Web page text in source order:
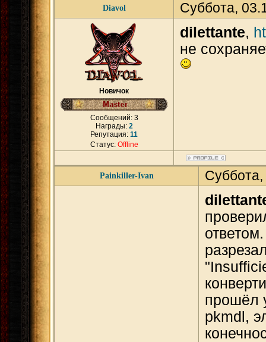
Diavol Суббота,
Новичок
Сообщений: 3
Награды: 2
Репутация: 11
Статус: Offline
dilettante,
не
Painkiller-Ivan
прошёл
pkmdl,